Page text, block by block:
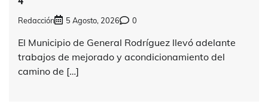
Redacción 5 Agosto, 2026 0
El Municipio de General Rodríguez llevó adelante
trabajos de mejorado y acondicionamiento del
camino de […]